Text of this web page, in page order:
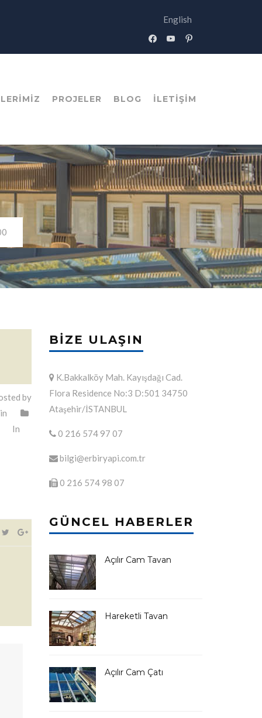
English
facebookyoutubepinterest
PROJELER BLOG İLETIŞIM
by
In
BIZE ULAŞIN
K.Bakkalköy Mah. Kayışdağı Cad.
Flora Residence No:3 D:501 34750
Ataşehir/İSTANBUL
0 216 574 97 07
bilgi@erbiryapi.com.tr
0 216 574 98 07
GÜNCEL HABERLER
Açılır Cam Tavan
Hareketli Tavan
Açılır Cam Çatı